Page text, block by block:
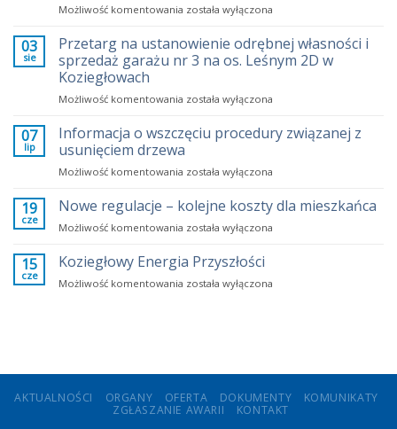
Możliwość komentowania Dlaczego
opłaty
za
mieszkania?
zamiast
została wyłączona
03
sie
Przetarg na ustanowienie odrębnej własności i
sprzedaż garażu nr 3 na os. Leśnym 2D w
Koziegłowach
Możliwość komentowania Przetarg
ustanowienie
odrębnej
i
garażu
3
os.
Leśnym
została wyłączona
07
lip
Informacja o wszczęciu procedury związanej z
usunięciem drzewa
Możliwość komentowania Informacja
wszczęciu
procedury
związanej
usunięciem
została wyłączona
19
cze
Nowe regulacje – kolejne koszty dla mieszkańca
Możliwość komentowania Nowe
–
kolejne
koszty
została wyłączona
15
cze
Koziegłowy Energia Przyszłości
Możliwość komentowania Koziegłowy
została wyłączona
AKTUALNOŚCI ORGANY OFERTA DOKUMENTY
KOMUNIKATY
ZGŁASZANIE AWARII
KONTAKT